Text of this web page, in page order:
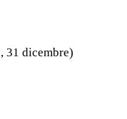
31 dicembre)